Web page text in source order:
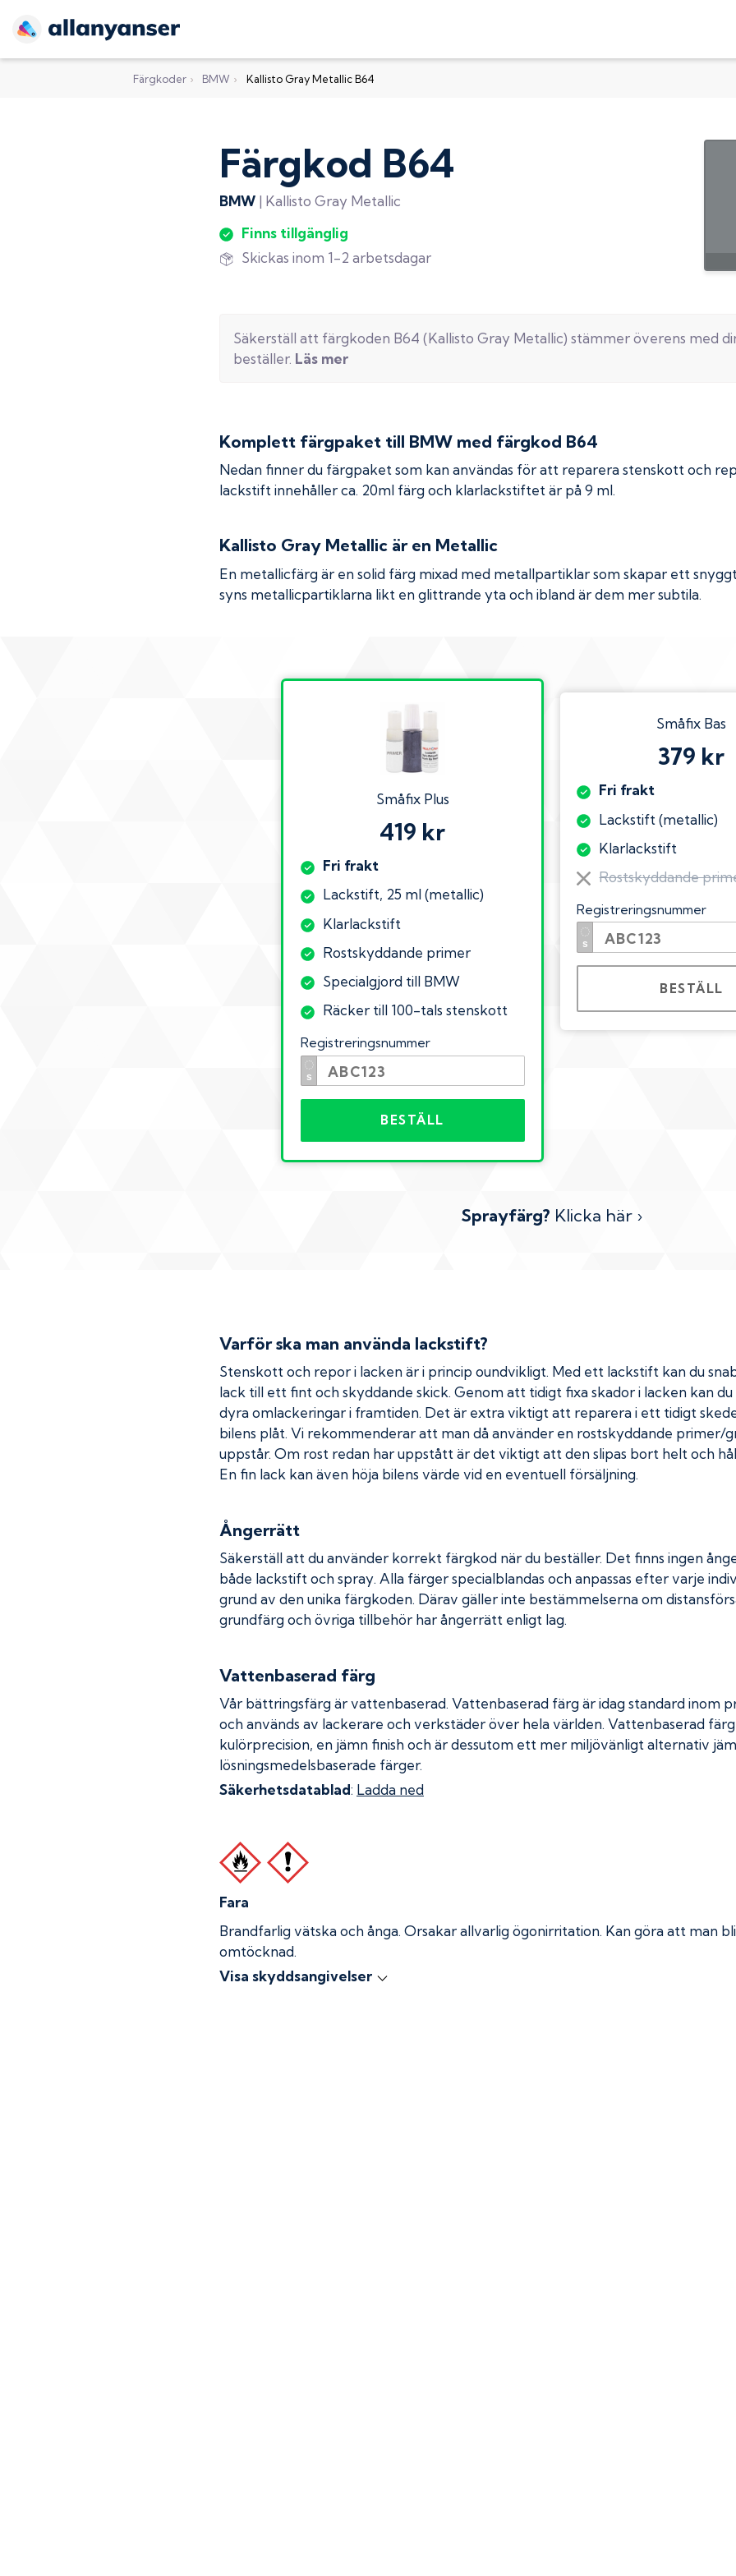
Färgkoder › BMW › Kallisto Gray Metallic B64
Färgkod B64
BMW | Kallisto Gray Metallic
Finns tillgänglig
Skickas inom 1-2 arbetsdagar
Säkerställ att färgkoden B64 (Kallisto Gray Metallic) stämmer överens med
beställer. Läs mer
Komplett färgpaket till BMW med färgkod B64
Nedan finner du färgpaket som kan användas för att reparera stenskott och
lackstift innehåller ca. 20ml färg och klarlackstiftet är på 9 ml.
Kallisto Gray Metallic är en Metallic
En metallicfärg är en solid färg mixad med metallpartiklar som skapar ett
syns metallicpartiklarna likt en glittrande yta och ibland är dem mer subtila.
Småfix Plus
419 kr
Fri frakt
Lackstift, 25 ml (metallic)
Klarlackstift
Rostskyddande primer
Specialgjord till BMW
Räcker till 100-tals stenskott
Registreringsnummer
BESTÄLL
Småfix Bas
379 kr
Fri frakt
Lackstift (metallic)
Klarlackstift
Rostskyddande
Registreringsnummer
BESTÄLL
Sprayfärg? Klicka här ›
Varför ska man använda lackstift?
Stenskott och repor i lacken är i princip oundvikligt. Med ett lackstift kan du
lack till ett fint och skyddande skick. Genom att tidigt fixa skador i lacken kan
dyra omlackeringar i framtiden. Det är extra viktigt att reparera i ett tidigt
bilens plåt. Vi rekommenderar att man då använder en rostskyddande primer/
uppstår. Om rost redan har uppstått är det viktigt att den slipas bort helt och
En fin lack kan även höja bilens värde vid en eventuell försäljning.
Ångerrätt
Säkerställ att du använder korrekt färgkod när du beställer. Det finns ingen
både lackstift och spray. Alla färger specialblandas och anpassas efter varje
grund av den unika färgkoden. Därav gäller inte bestämmelserna om
grundfärg och övriga tillbehör har ångerrätt enligt lag.
Vattenbaserad färg
Vår bättringsfärg är vattenbaserad. Vattenbaserad färg är idag standard inom
och används av lackerare och verkstäder över hela världen. Vattenbaserad
kulörprecision, en jämn finish och är dessutom ett mer miljövänligt alternativ
lösningsmedelsbaserade färger.
Säkerhetsdatablad: Ladda ned
Fara
Brandfarlig vätska och ånga. Orsakar allvarlig ögonirritation. Kan göra att man
omtöcknad.
Visa skyddsangivelser